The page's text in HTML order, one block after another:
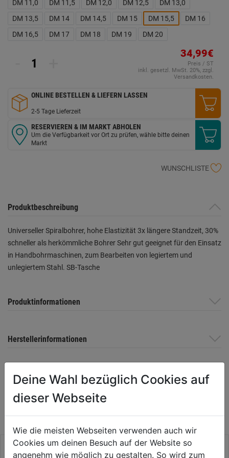
DM 11,0
DM 11,5 DM 12,0 DM 12,5
DM 13,0
DM 13,5
DM 14 DM 14,5 DM 15 DM 15,5
DM 16
DM 16,5
DM 17 DM 18 DM 19 DM 20
34,99€
Preis / ST
inkl. gesetzl. MwSt. 20%, zzgl.
Versandkosten.
ONLINE BESTELLEN & LIEFERN LASSEN
2-5 Tage Lieferzeit
RESERVIEREN & IM MARKT ABHOLEN
Um die Verfügbarkeit vor Ort zu prüfen, wähle bitte deinen
Markt
WUNSCHLISTE
Produktbeschreibung
Universeller Spiralbohrer, hohe Elastizität 3x längere Standzeit, 30%
schneller als herkömmliche Bohrer Sehr gut geeignet für den Einsatz
in Handbohrmaschinen, zum Bearbeiten von legiertem und
unlegiertem Stahl. SB-Tasche
Produktinformationen
Herstellerinformationen
WEITERE PRODUKTE AUS DIESER
KATEGORIE
Deine Wahl bezüglich Cookies auf
dieser Webseite
Wie die meisten Webseiten verwenden auch wir
Cookies um deinen Besuch auf der Website so
angenehm wie möglich zu gestalten. So wird zum